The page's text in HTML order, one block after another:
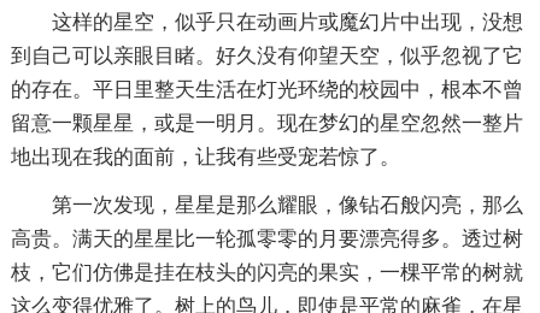
这样的星空，似乎只在动画片或魔幻片中出现，没想
到自己可以亲眼目睹。好久没有仰望天空，似乎忽视了它
的存在。平日里整天生活在灯光环绕的校园中，根本不曾
留意一颗星星，或是一明月。现在梦幻的星空忽然一整片
地出现在我的面前，让我有些受宠若惊了。
第一次发现，星星是那么耀眼，像钻石般闪亮，那么
高贵。满天的星星比一轮孤零零的月要漂亮得多。透过树
枝，它们仿佛是挂在枝头的闪亮的果实，一棵平常的树就
这么变得优雅了。树上的鸟儿，即使是平常的麻雀，在星